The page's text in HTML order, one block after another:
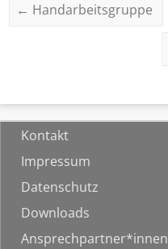
← Handarbeitsgruppe
Kontakt
Impressum
Datenschutz
Downloads
Ansprechpartner*innen